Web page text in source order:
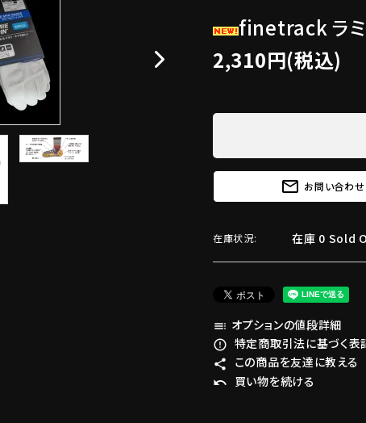
finetrack ラミ
2,310円(税込)
mail_outline お問い合わせ
在庫状況: 在庫 0 Sold
toc オプションの値段詳細
error_outline 特定商取引法に基づく表
share この商品を友達に教える
undo 買い物を続ける